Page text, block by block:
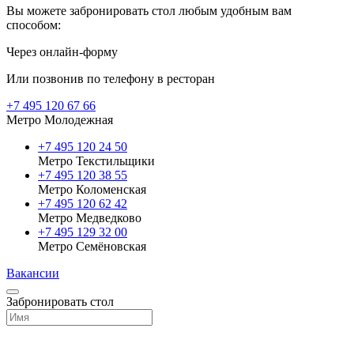
Вы можете забронировать стол любым удобным вам
способом:
Через онлайн-форму
Или позвонив по телефону в ресторан
+7 495 120 67 66
Метро Молодежная
+7 495 120 24 50
Метро Текстильщики
+7 495 120 38 55
Метро Коломенская
‎+7 495 120 62 42
Метро Медведково
+7 495 129 32 00
Метро Семёновская
Вакансии
Забронировать стол